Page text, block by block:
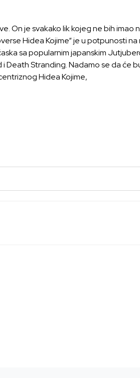
On je svakako lik kojeg ne bih imao
Hidea Kojime“ je u potpunosti
sa popularnim japanskim
Death Stranding. Nadamo se da će
Hidea Kojime,